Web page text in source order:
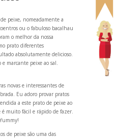
peixe, nomeadamente a
ou ofabuloso bacalhau
o melhor da nossa
prato diferentes
absolutamente delicioso.
marcante peixe ao sal.
novas e interessantes de
Eu adoro provar pratos
a este prato de peixe ao
muito fácil e rápido de fazer.
de peixe são uma das